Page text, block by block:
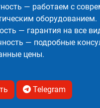
— работаем с
оборудованием.
— гарантия на все
— подробные
цены.
Telegram